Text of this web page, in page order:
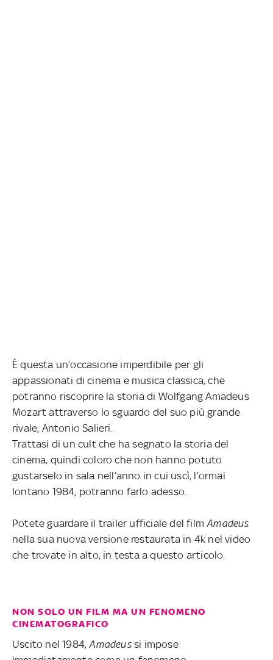
È questa un’occasione imperdibile per gli
appassionati di cinema e musica classica, che
potranno riscoprire la storia di Wolfgang Amadeus
Mozart attraverso lo sguardo del suo più grande
rivale, Antonio Salieri.
Trattasi di un cult che ha segnato la storia del
cinema, quindi coloro che non hanno potuto
gustarselo in sala nell’anno in cui uscì, l’ormai
lontano 1984, potranno farlo adesso.
Potete guardare il trailer ufficiale del filmAmadeus
nella sua nuova versione restaurata in 4k nel video
che trovate in alto, in testa a questo articolo.
NON SOLO UN FILM MA UN FENOMENO
CINEMATOGRAFICO
Uscito nel 1984,Amadeussi impose